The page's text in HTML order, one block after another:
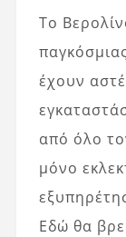
Το
έχουν
από όλο
μόνο
Εδώ θα